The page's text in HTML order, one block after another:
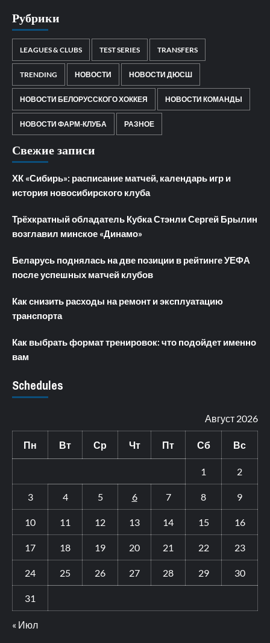
Рубрики
LEAGUES & CLUBS TEST SERIES TRANSFERS
TRENDING НОВОСТИ НОВОСТИ ДЮСШ
НОВОСТИ БЕЛОРУССКОГО ХОККЕЯ НОВОСТИ КОМАНДЫ
НОВОСТИ ФАРМ-КЛУБА РАЗНОЕ
Свежие записи
ХК «Сибирь»: расписание матчей, календарь игр и
история новосибирского клуба
Трёхкратный обладатель Кубка Стэнли Сергей Брылин
возглавил минское «Динамо»
Беларусь поднялась на две позиции в рейтинге УЕФА
после успешных матчей клубов
Как снизить расходы на ремонт и эксплуатацию
транспорта
Как выбрать формат тренировок: что подойдет именно
вам
Schedules
Август 2026
Пн Вт Ср Чт Пт Сб Вс
1 2
3 4 5 6 7 8 9
10 11 12 13 14 15 16
17 18 19 20 21 22 23
24 25 26 27 28 29 30
31
« Июл